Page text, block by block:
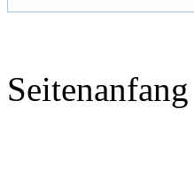
Seitenanfang